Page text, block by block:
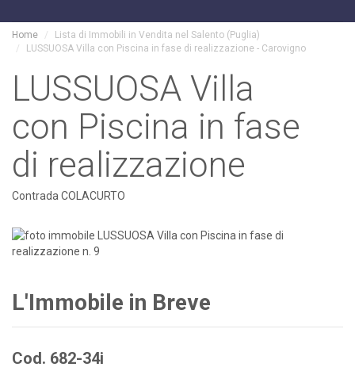
Home
Lista di Immobili in Vendita nel Salento (Puglia)
LUSSUOSA Villa con Piscina in fase di realizzazione - Carovigno
LUSSUOSA Villa
con Piscina in fase
di realizzazione
Contrada COLACURTO
L'Immobile in Breve
Cod. 682-34i